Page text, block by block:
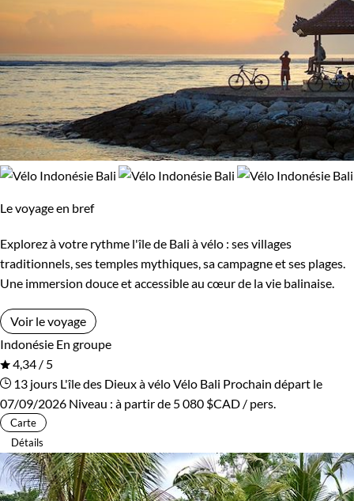
Le voyage en bref
Explorez à votre rythme l'île de Bali à vélo : ses villages
traditionnels, ses temples mythiques, sa campagne et ses plages.
Une immersion douce et accessible au cœur de la vie balinaise.
Voir le voyage
Indonésie En groupe
4,34 / 5
13 jours L'île des Dieux à véloVélo Bali Prochain départ le
07/09/2026 Niveau : à partir de 5 080 $CAD / pers.
Carte
Détails